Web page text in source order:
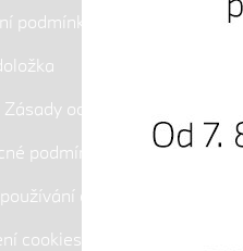
podmínky
ochrany osobních údajů
podmínky soutěže
cookies
cookies